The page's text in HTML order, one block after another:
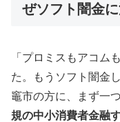
ぜソフト闇金
「プロミスもアコム
た。もうソフト闇金
竈市の方に、まず一
規の中小消費者金融